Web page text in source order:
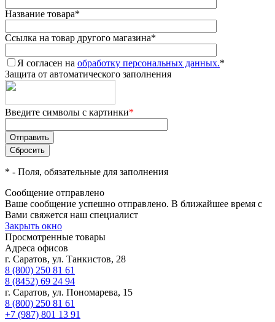
Название товара*
Ссылка на товар другого магазина*
Я согласен на обработку персональных данных.*
Защита от автоматического заполнения
Введите символы с картинки*
* - Поля, обязательные для заполнения
Сообщение отправлено
Ваше сообщение успешно отправлено. В ближайшее время с
Вами свяжется наш специалист
Закрыть окно
Просмотренные товары
Адреса офисов
г. Саратов, ул. Танкистов, 28
8 (800) 250 81 61
8 (8452) 69 24 94
г. Саратов, ул. Пономарева, 15
8 (800) 250 81 61
+7 (987) 801 13 91